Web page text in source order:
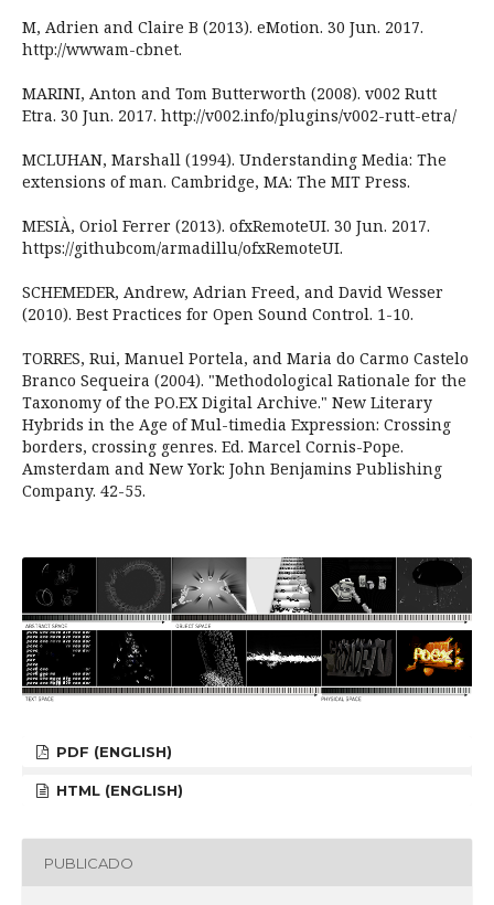
M, Adrien and Claire B (2013). eMotion. 30 Jun. 2017.
http://wwwam-cbnet.
MARINI, Anton and Tom Butterworth (2008). v002 Rutt
Etra. 30 Jun. 2017. http://v002.info/plugins/v002-rutt-etra/
MCLUHAN, Marshall (1994). Understanding Media: The
extensions of man. Cambridge, MA: The MIT Press.
MESIÀ, Oriol Ferrer (2013). ofxRemoteUI. 30 Jun. 2017.
https://githubcom/armadillu/ofxRemoteUI.
SCHEMEDER, Andrew, Adrian Freed, and David Wesser
(2010). Best Practices for Open Sound Control. 1-10.
TORRES, Rui, Manuel Portela, and Maria do Carmo Castelo
Branco Sequeira (2004). "Methodological Rationale for the
Taxonomy of the PO.EX Digital Archive." New Literary
Hybrids in the Age of Mul-timedia Expression: Crossing
borders, crossing genres. Ed. Marcel Cornis-Pope.
Amsterdam and New York: John Benjamins Publishing
Company. 42-55.
PDF (ENGLISH)
HTML (ENGLISH)
PUBLICADO